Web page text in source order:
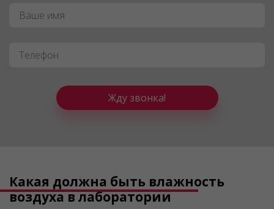
Имя*
Телефон *
Жду звонка!
Какая должна быть влажность
воздуха в лаборатории